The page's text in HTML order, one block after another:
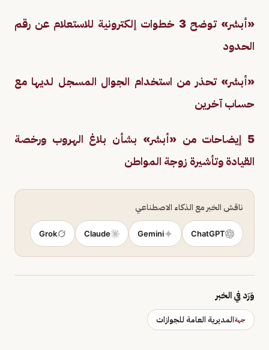
«أبشر» توضح 3 خطوات إلكترونية للاستعلام عن رقم
الحدود
«أبشر» تحذر من استخدام الجوال المسجل لديها مع
حساب آخرين
5 إيضاحات من «أبشر» بشأن بلاغ الهروب ورخصة
القيادة وتأشيرة زوجة المواطن
ناقش الخبر مع الذكاء الاصطناعي
ChatGPT
Gemini
Claude
Grok
وَرَد في الخبر
جهةالمديرية العامة للجوازات